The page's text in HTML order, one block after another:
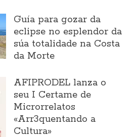
Guía para gozar da
eclipse no esplendor da
súa totalidade na Costa
da Morte
AFIPRODEL lanza o
seu I Certame de
Microrrelatos
«Arr3quentando a
Cultura»